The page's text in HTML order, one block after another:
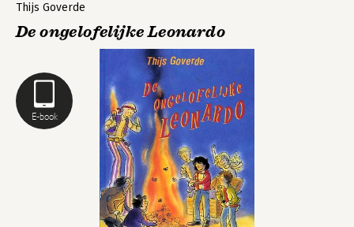
E-book
Thijs Goverde
De ongelofelijke Leonardo